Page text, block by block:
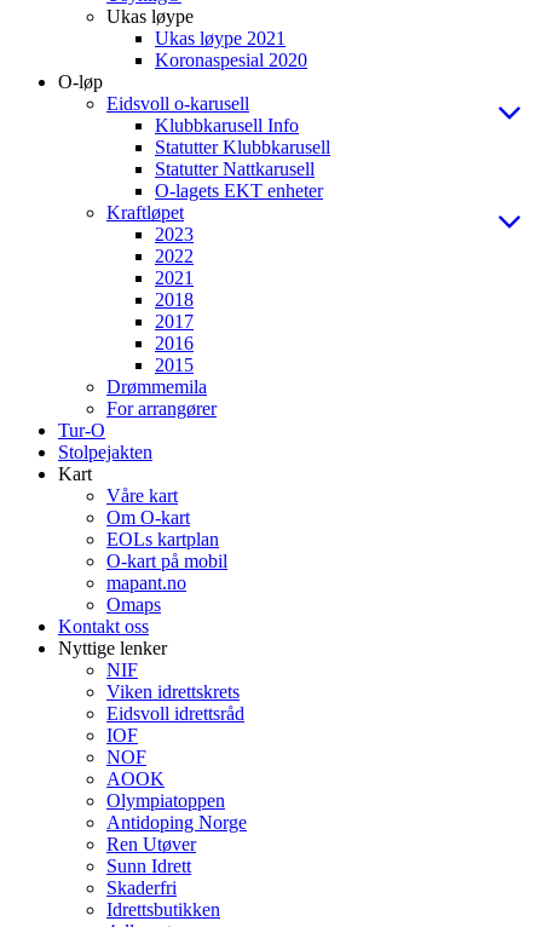
Ukas løype
Ukas løype 2021
Koronaspesial 2020
O-løp
Eidsvoll o-karusell
Klubbkarusell Info
Statutter Klubbkarusell
Statutter Nattkarusell
O-lagets EKT enheter
Kraftløpet
2023
2022
2021
2018
2017
2016
2015
Drømmemila
For arrangører
Tur-O
Stolpejakten
Kart
Våre kart
Om O-kart
EOLs kartplan
O-kart på mobil
mapant.no
Omaps
Kontakt oss
Nyttige lenker
NIF
Viken idrettskrets
Eidsvoll idrettsråd
IOF
NOF
AOOK
Olympiatoppen
Antidoping Norge
Ren Utøver
Sunn Idrett
Skaderfri
Idrettsbutikken